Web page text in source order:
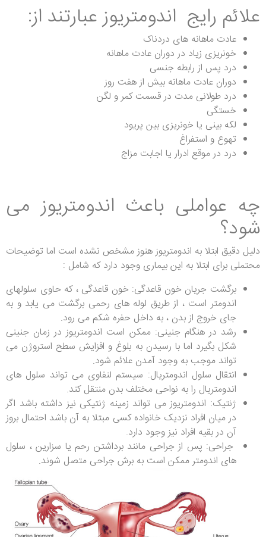
علائم رایج اندومتریوز عبارتند از:
عادت ماهانه های دردناک
خونریزی زیاد در دوران عادت ماهانه
درد پس از رابطه جنسی
دوران عادت ماهانه بیش از هفت روز
درد طولانی مدت در قسمت کمر و لگن
خستگی
لکه بینی یا خونریزی بین پریود
تهوع و استفراغ
درد در موقع ادرار یا اجابت مزاج
چه عواملی باعث اندومتریوز می
شود؟
دلیل دقیق ابتلا به اندومتریوز هنوز مشخص نشده است اما توضیحات
محتملی برای ابتلا به این بیماری وجود دارد که شامل :
برگشت جریان خون قاعدگی: خون قاعدگی ، که حاوی سلولهای
اندومتر است ، از طریق لوله های رحمی برگشت می یابد و به
جای خروج از بدن ، به داخل حفره شکم می رود.
رشد در هنگام جنینی: ممکن است اندومتریوز در زمان جنینی
شکل بگیرد اما با رسیدن به بلوغ و افزایش سطح استروژن می
تواند موجب به وجود آمدن علائم شود.
انتقال سلول اندومتریال: سیستم لنفاوی می تواند سلول های
اندومتریال را به نواحی مختلف بدن منتقل کند.
ژنتیک: اندومتریوز می تواند زمینه ژنتیکی نیز داشته باشد اگر
در میان افراد نزدیک خانواده کسی مبتلا به آن باشد احتمال بروز
آن در بقیه افراد نیز وجود دارد.
جراحی: پس از جراحی مانند برداشتن رحم یا سزارین ، سلول
های اندومتر ممکن است به برش جراحی متصل شوند.